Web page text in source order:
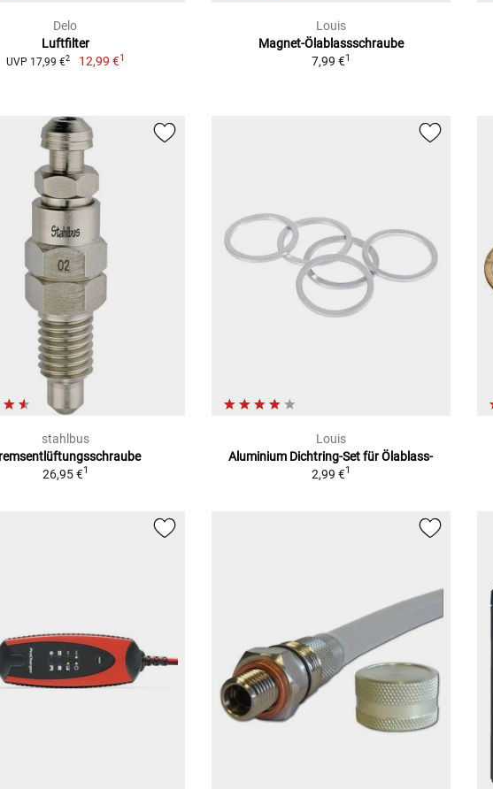
Delo
Luftfilter
UVP 17,99 €2 12,99 €1
Louis
Magnet-Ölablassschraube
7,99 €1
stahlbus
26,95 €1
Louis
Aluminium Dichtring-Set für Ölablass-
2,99 €1